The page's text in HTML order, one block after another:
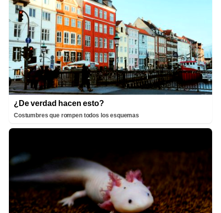
¿De verdad hacen esto?
Costumbres que rompen todos los esquemas